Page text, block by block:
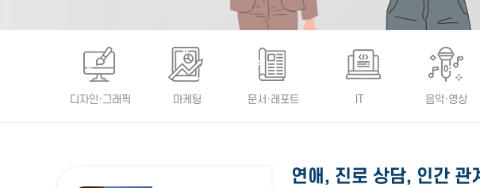
디자인·그래픽 마케팅 문서·레포트 음악·영상
연애, 진로 상담, 인간 관